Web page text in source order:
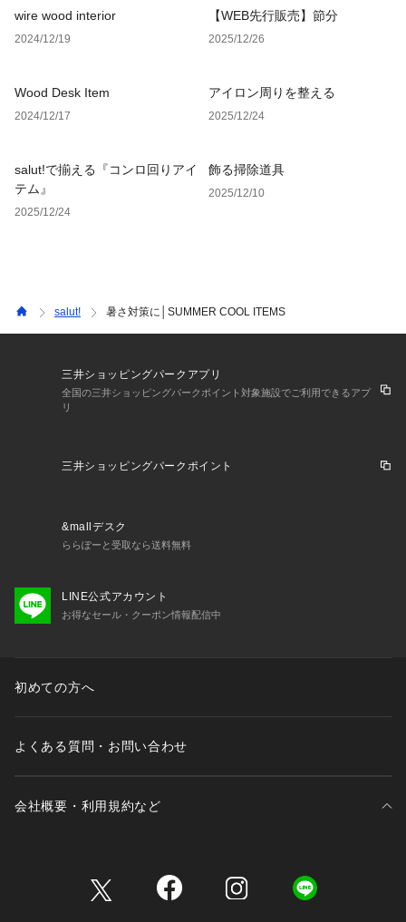
wire wood interior
2024/12/19
【WEB先行販売】節分
2025/12/26
Wood Desk Item
2024/12/17
アイロン周りを整える
2025/12/24
salut!で揃える『コンロ回りアイ
テム』
2025/12/24
飾る掃除道具
2025/12/10
salut! 暑さ対策に│SUMMER COOL ITEMS
三井ショッピングパークアプリ
全国の三井ショッピングパークポイント対象施設でご利用できるアプ
リ
三井ショッピングパークポイント
&mallデスク
ららぽーと受取なら送料無料
LINE公式アカウント
お得なセール・クーポン情報配信中
初めての方へ
よくある質問・お問い合わせ
会社概要・利用規約など